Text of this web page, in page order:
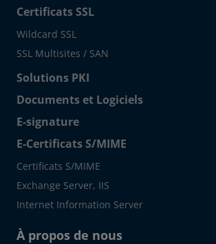
Certificats SSL
Wildcard SSL
SSL Multisites / SAN
Solutions PKI
Documents et Logiciels
E-signature
E-Certificats S/MIME
Certificats S/MIME
Exchange Server, IIS
Internet Information Server
À propos de nous